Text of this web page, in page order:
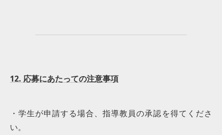
12. 応募にあたっての注意事項
・学生が申請する場合、指導教員の承認を得てくださ
い。